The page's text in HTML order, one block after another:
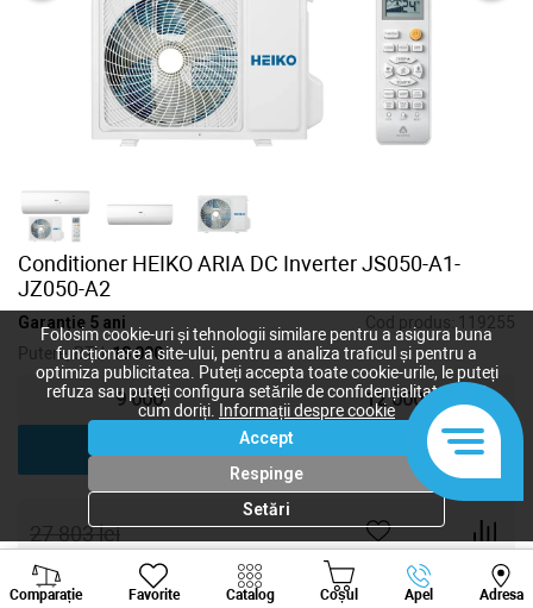
Conditioner HEIKO ARIA DC Inverter JS050-A1-
JZ050-A2
Garanție 5 ani Cod produs: 119255
Putere, BTU:18 000
9 000 12 000
27 803lei
16 682 lei
Comparație Favorite Catalog Coșul Apel Adresa
Viber Whatsapp
Folosim cookie-uri și tehnologii similare pentru a asigura buna
funcționare a site-ului, pentru a analiza traficul și pentru a
optimiza publicitatea. Puteți accepta toate cookie-urile, le puteți
refuza sau puteți configura setările de confidențialitate după
cum doriți.
Informații despre cookie
Accept
Respinge
Setări